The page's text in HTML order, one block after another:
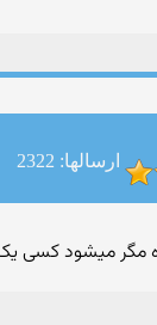
ارسالها: 2322
مگر میشود کسی